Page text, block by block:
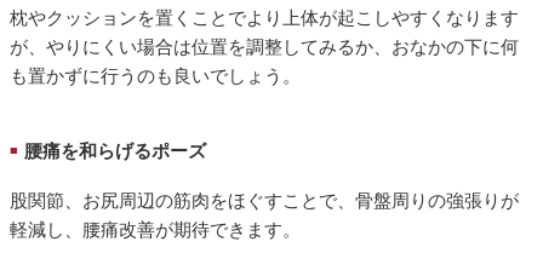
枕やクッションを置くことでより上体が起こしやすくなります
が、やりにくい場合は位置を調整してみるか、おなかの下に何
も置かずに行うのも良いでしょう。
■ 腰痛を和らげるポーズ
股関節、お尻周辺の筋肉をほぐすことで、骨盤周りの強張りが
軽減し、腰痛改善が期待できます。